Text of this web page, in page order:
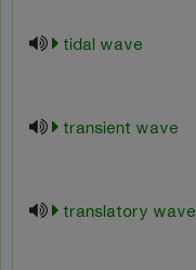
tidal wave
transient wave
translatory wave